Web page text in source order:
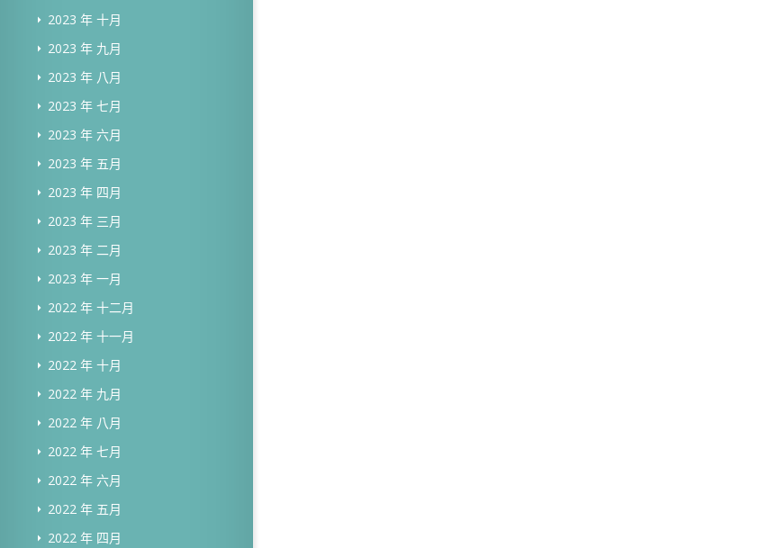
2023 年 十月
2023 年 九月
2023 年 八月
2023 年 七月
2023 年 六月
2023 年 五月
2023 年 四月
2023 年 三月
2023 年 二月
2023 年 一月
2022 年 十二月
2022 年 十一月
2022 年 十月
2022 年 九月
2022 年 八月
2022 年 七月
2022 年 六月
2022 年 五月
2022 年 四月